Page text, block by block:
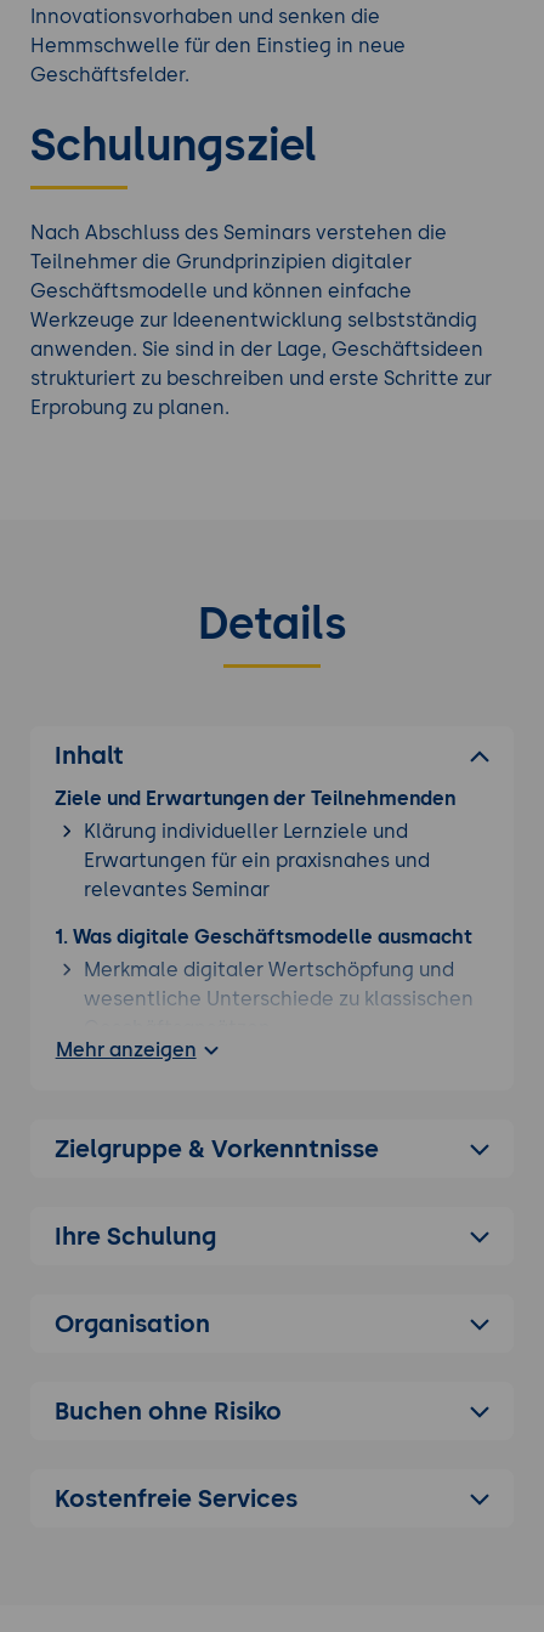
Innovationsvorhaben und senken die
Hemmschwelle für den Einstieg in neue
Geschäftsfelder.
Schulungsziel
Nach Abschluss des Seminars verstehen die
Teilnehmer die Grundprinzipien digitaler
Geschäftsmodelle und können einfache
Werkzeuge zur Ideenentwicklung selbstständig
anwenden. Sie sind in der Lage, Geschäftsideen
strukturiert zu beschreiben und erste Schritte zur
Erprobung zu planen.
Details
Inhalt
Ziele und Erwartungen der Teilnehmenden
Klärung individueller Lernziele und
Erwartungen für ein praxisnahes und
relevantes Seminar
1. Was digitale Geschäftsmodelle ausmacht
Merkmale digitaler Wertschöpfung und
wesentliche Unterschiede zu klassischen
Überblick über die wichtigsten Treiber der
Anschauliche Beispiele erfolgreicher
2. Die wichtigsten Geschäftsmodelltypen im
Plattformmodelle, die Anbieter und
Abonnement- und Mietmodelle als
Datenbasierte Geschäftsmodelle und
Mehr anzeigen
Zielgruppe & Vorkenntnisse
Ihre Schulung
Organisation
Buchen ohne Risiko
Kostenfreie Services